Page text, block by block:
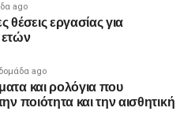
ago
εργασίας για
ago
και ρολόγια που
ποιότητα και την αισθητική